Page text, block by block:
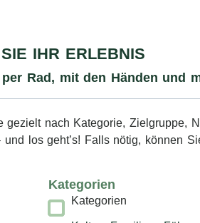
IHR ERLEBNIS
Rad, mit den Händen und
nach Kategorie, Zielgruppe,
los geht’s! Falls nötig, können
Kategorien
Kategorien